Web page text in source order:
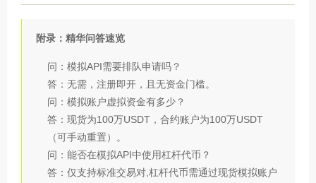
附录：精华问答速览
问：模拟API需要排队申请吗？
答：无需，注册即开，且无资金门槛。
问：模拟账户虚拟资金有多少？
答：现货为100万USDT，合约账户为100万USDT
（可手动重置）。
问：能否在模拟API中使用杠杆代币？
答：仅支持标准交易对,杠杆代币需通过现货模拟账户